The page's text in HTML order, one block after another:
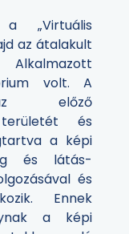
„Virtuális
az átalakult
Alkalmazott
volt. A
az előző
és
a képi
és látás-
és
Ennek
a képi